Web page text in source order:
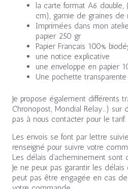
la carte format A6
cm), garnie de graines de
Imprimées dans mon
papier 250 gr
Papier Français 100%
une notice explicative
une enveloppe en papier
Une pochette
Je propose également différents
Chronopost, Mondial Relay…) sur
pas à nous contacter pour le tarif.
Les envois se font par lettre
renseigné pour suivre votre
Les délais d’acheminement sont
Je ne peux pas garantir les
peut pas être engagée en cas